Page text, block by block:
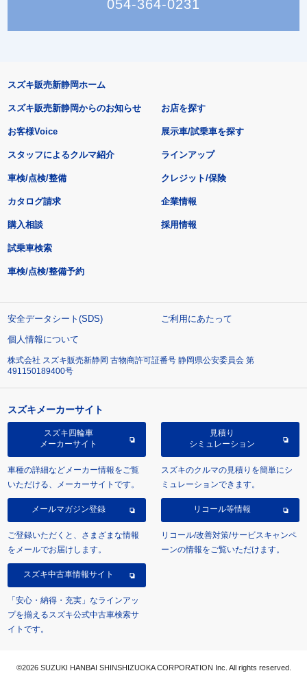
054-364-0231
スズキ販売新静岡ホーム
スズキ販売新静岡からのお知らせ
お客様Voice
スタッフによるクルマ紹介
お店を探す
展示車/試乗車を探す
ラインアップ
車検/点検/整備 クレジット/保険
カタログ請求
購入相談
試乗車検索
車検/点検/整備予約
企業情報
採用情報
安全データシート(SDS)
ご利用にあたって
個人情報について
株式会社 スズキ販売新静岡 古物商許可証番号 静岡県公安委員会 第
491150189400号
スズキメーカーサイト
スズキ四輪車
メーカーサイト
車種の詳細などメーカー情報をご覧
いただける、メーカーサイトです。
見積り
シミュレーション
スズキのクルマの見積りを簡単にシ
ミュレーションできます。
メールマガジン登録
ご登録いただくと、さまざまな情報
をメールでお届けします。
リコール等情報
リコール/改善対策/サービスキャンペ
ーンの情報をご覧いただけます。
スズキ中古車情報サイト
「安心・納得・充実」なラインアッ
プを揃えるスズキ公式中古車検索サ
イトです。
©2026 SUZUKI HANBAI SHINSHIZUOKA CORPORATION Inc. All rights reserved.